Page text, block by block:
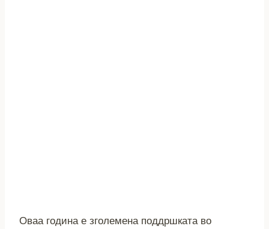
Оваа година е зголемена поддршката во